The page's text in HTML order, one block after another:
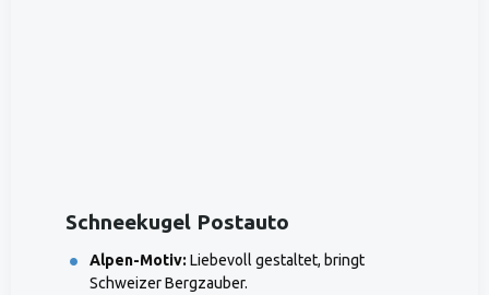
Schneekugel Postauto
Alpen-Motiv: Liebevoll gestaltet, bringt
Schweizer Bergzauber.